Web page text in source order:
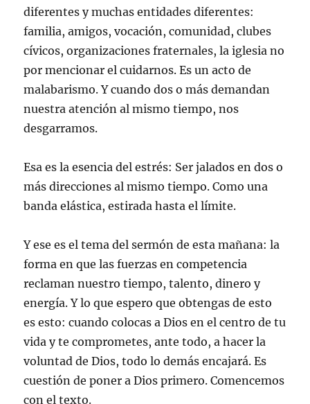
diferentes y muchas entidades diferentes:
familia, amigos, vocación, comunidad, clubes
cívicos, organizaciones fraternales, la iglesia no
por mencionar el cuidarnos. Es un acto de
malabarismo. Y cuando dos o más demandan
nuestra atención al mismo tiempo, nos
desgarramos.
Esa es la esencia del estrés: Ser jalados en dos o
más direcciones al mismo tiempo. Como una
banda elástica, estirada hasta el límite.
Y ese es el tema del sermón de esta mañana: la
forma en que las fuerzas en competencia
reclaman nuestro tiempo, talento, dinero y
energía. Y lo que espero que obtengas de esto
es esto: cuando colocas a Dios en el centro de tu
vida y te comprometes, ante todo, a hacer la
voluntad de Dios, todo lo demás encajará. Es
cuestión de poner a Dios primero. Comencemos
con el texto.